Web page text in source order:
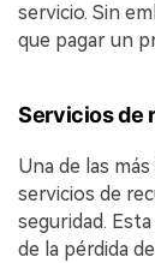
servicio. Sin
que pagar un
Servicios de
Una de las
servicios de
seguridad.
de la pérdida